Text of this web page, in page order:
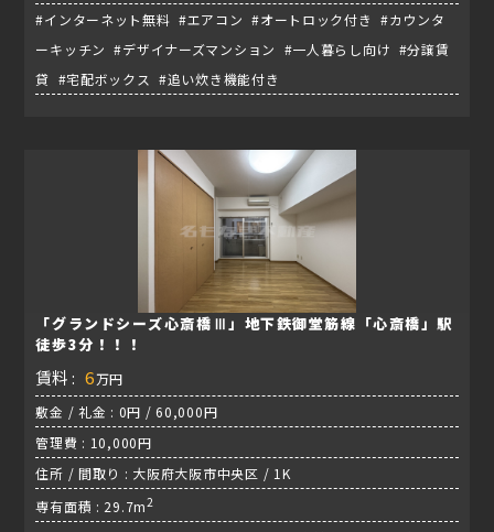
#インターネット無料 #エアコン #オートロック付き #カウンタ
ーキッチン #デザイナーズマンション #一人暮らし向け #分譲賃
貸 #宅配ボックス #追い炊き機能付き
「グランドシーズ心斎橋Ⅲ」地下鉄御堂筋線「心斎橋」駅
徒歩3分！！！
賃料 : 6万円
敷金 / 礼金 : 0円 / 60,000円
管理費 : 10,000円
住所 / 間取り : 大阪府大阪市中央区 / 1K
専有面積 : 29.7m2